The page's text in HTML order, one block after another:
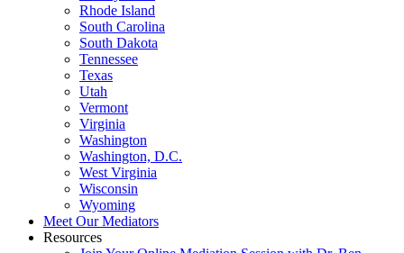
Rhode Island
South Carolina
South Dakota
Tennessee
Texas
Utah
Vermont
Virginia
Washington
Washington, D.C.
West Virginia
Wisconsin
Wyoming
Meet Our Mediators
Resources